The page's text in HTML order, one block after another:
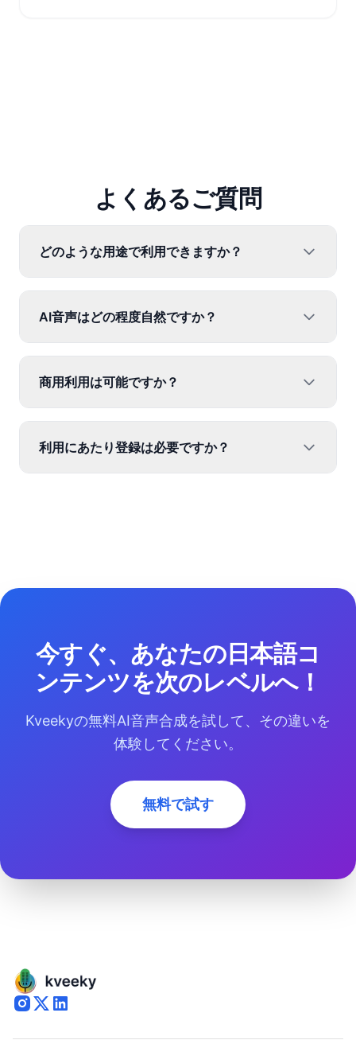
よくあるご質問
どのような用途で利用できますか？
AI音声はどの程度自然ですか？
商用利用は可能ですか？
利用にあたり登録は必要ですか？
今すぐ、あなたの日本語コ
ンテンツを次のレベルへ！
Kveekyの無料AI音声合成を試して、その違いを
体験してください。
無料で試す